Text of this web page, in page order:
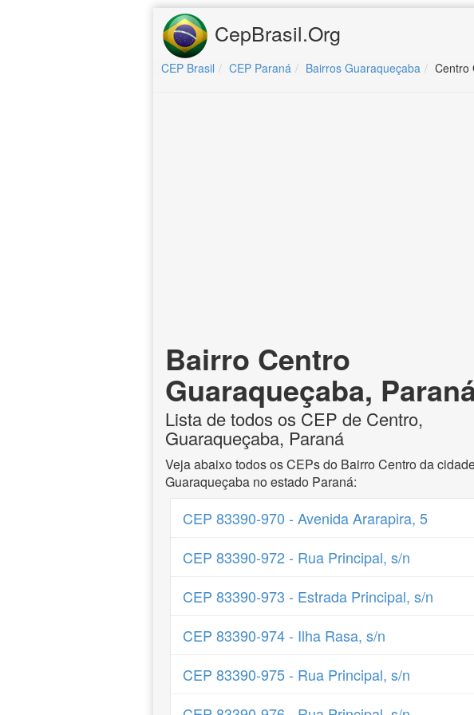
CepBrasil.Org
CEP Brasil CEP Paraná Bairros Guaraqueçaba Centro
Bairro Centro
Guaraqueçaba,
Lista de todos os CEP de Centro,
Guaraqueçaba, Paraná
Veja abaixo todos os CEPs do Bairro Centro da
Guaraqueçaba no estado Paraná:
CEP 83390-970 - Avenida Ararapira, 5
CEP 83390-972 - Rua Principal, s/n
CEP 83390-973 - Estrada Principal, s/n
CEP 83390-974 - Ilha Rasa, s/n
CEP 83390-975 - Rua Principal, s/n